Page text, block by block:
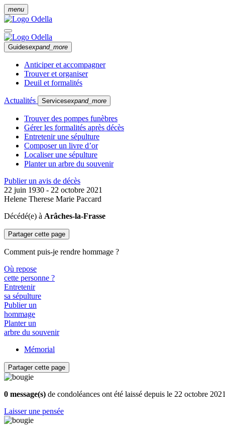
menu
Guidesexpand_more
Anticiper et accompagner
Trouver et organiser
Deuil et formalités
Actualités Servicesexpand_more
Trouver des pompes funèbres
Gérer les formalités après décès
Entretenir une sépulture
Composer un livre d’or
Localiser une sépulture
Planter un arbre du souvenir
Publier un avis de décès
22 juin 1930 - 22 octobre 2021
Helene Therese Marie Paccard
Décédé(e) à Arâches-la-Frasse
Partager cette page
Comment puis-je rendre hommage ?
Où repose
cette personne ?
Entretenir
sa sépulture
Publier un
hommage
Planter un
arbre du souvenir
Mémorial
Partager cette page
0 message(s) de condoléances ont été laissé depuis le 22 octobre 2021
Laisser une pensée